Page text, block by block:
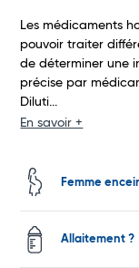
Les médicaments
pouvoir traiter
de déterminer une
précise par
Diluti...
En savoir +
Femme
Allaitement ?